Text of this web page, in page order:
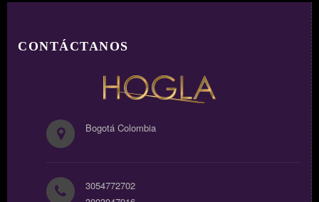
CONTÁCTANOS
Bogotá Colombia
3054772702